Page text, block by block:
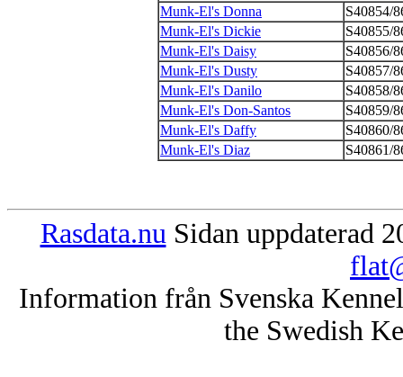
Munk-El's Donna
S40854/
Munk-El's Dickie
S40855/
Munk-El's Daisy
S40856/
Munk-El's Dusty
S40857/
Munk-El's Danilo
S40858/
Munk-El's Don-Santos
S40859/
Munk-El's Daffy
S40860/
Munk-El's Diaz
S40861/
Rasdata.nu Sidan uppdaterad
Information från Svenska
the Swedish